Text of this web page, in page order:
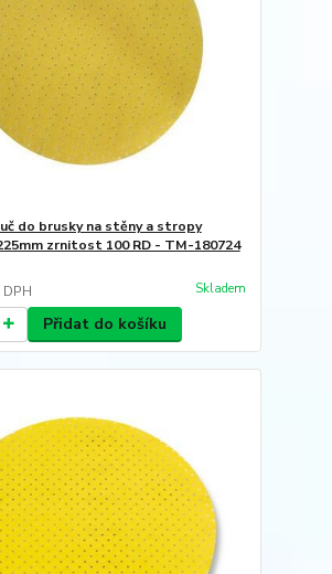
do brusky na stěny a stropy
zrnitost 100 RD - TM-180724
Skladem
Přidat do košíku